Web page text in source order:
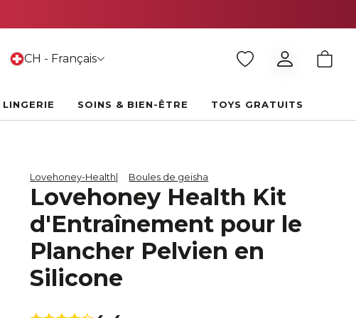
CH - Français
LINGERIE SOINS & BIEN-ÊTRE TOYS GRATUITS
Lovehoney-Health Boules de geisha
Lovehoney Health Kit
d'Entraînement pour le
Plancher Pelvien en
Silicone